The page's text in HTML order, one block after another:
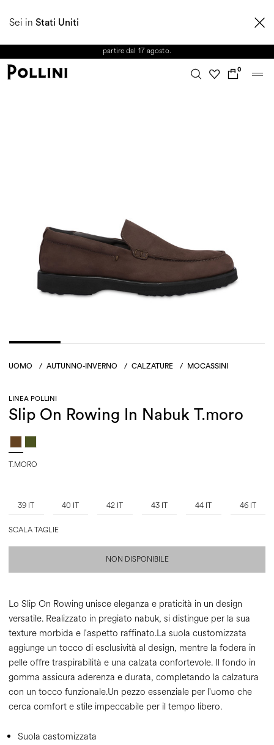
Sei in Stati Uniti
AUTUNNO/INVERNO 2026. Dall'8 al 16 agosto il Servizio Clienti non sarà
partire dal 17 agosto.
0
UOMO / AUTUNNO-INVERNO / CALZATURE / MOCASSINI
LINEA POLLINI
Slip On Rowing In Nabuk T.moro
T.MORO
39 IT 40 IT 42 IT 43 IT 44 IT 46 IT
SCALA TAGLIE
NON DISPONIBILE
Lo Slip On Rowing unisce eleganza e praticità in un design
versatile. Realizzato in pregiato nabuk, si distingue per la sua
texture morbida e l'aspetto raffinato.La suola customizzata
aggiunge un tocco di esclusività al design, mentre la fodera in
pelle offre traspirabilità e una calzata confortevole. Il fondo in
gomma assicura aderenza e durata, completando la calzatura
con un tocco funzionale.Un pezzo essenziale per l'uomo che
cerca comfort e stile impeccabile per il tempo libero.
Suola castomizzata